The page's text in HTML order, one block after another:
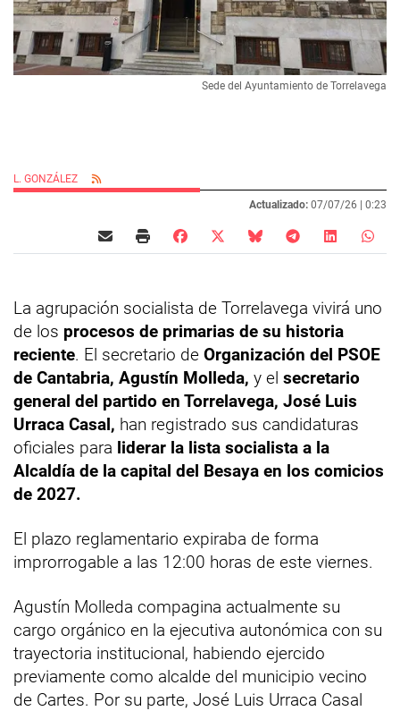
Sede del Ayuntamiento de Torrelavega
L. GONZÁLEZ
Actualizado: 07/07/26 | 0:23
La agrupación socialista de Torrelavega vivirá uno
de los procesos de primarias de su historia
reciente. El secretario de Organización del PSOE
de Cantabria, Agustín Molleda, y el secretario
general del partido en Torrelavega, José Luis
Urraca Casal, han registrado sus candidaturas
oficiales para liderar la lista socialista a la
Alcaldía de la capital del Besaya en los comicios
de 2027.
El plazo reglamentario expiraba de forma
improrrogable a las 12:00 horas de este viernes.
Agustín Molleda compagina actualmente su
cargo orgánico en la ejecutiva autonómica con su
trayectoria institucional, habiendo ejercido
previamente como alcalde del municipio vecino
de Cartes. Por su parte, José Luis Urraca Casal